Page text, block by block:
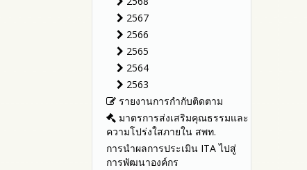
บริการสำหรับผู้รับบริการหรือผู้มา
ติดต่อ
ระบบการให้บริการผ่านช่อง
ทางออนไลน์ (E-Service)
My Office
My School
SL-WEB
BRSS
ACC Tak2
ข้อมูลสถิติการให้บริการ
2567
2566
2565
2564
2563
รายงานการกำกับติดตาม
มาตรการส่งเสริมคุณธรรมและ
ความโปร่งใสภายใน สพท.
การนำผลการประเมิน ITA ไปสู่
การพัฒนาองค์กร